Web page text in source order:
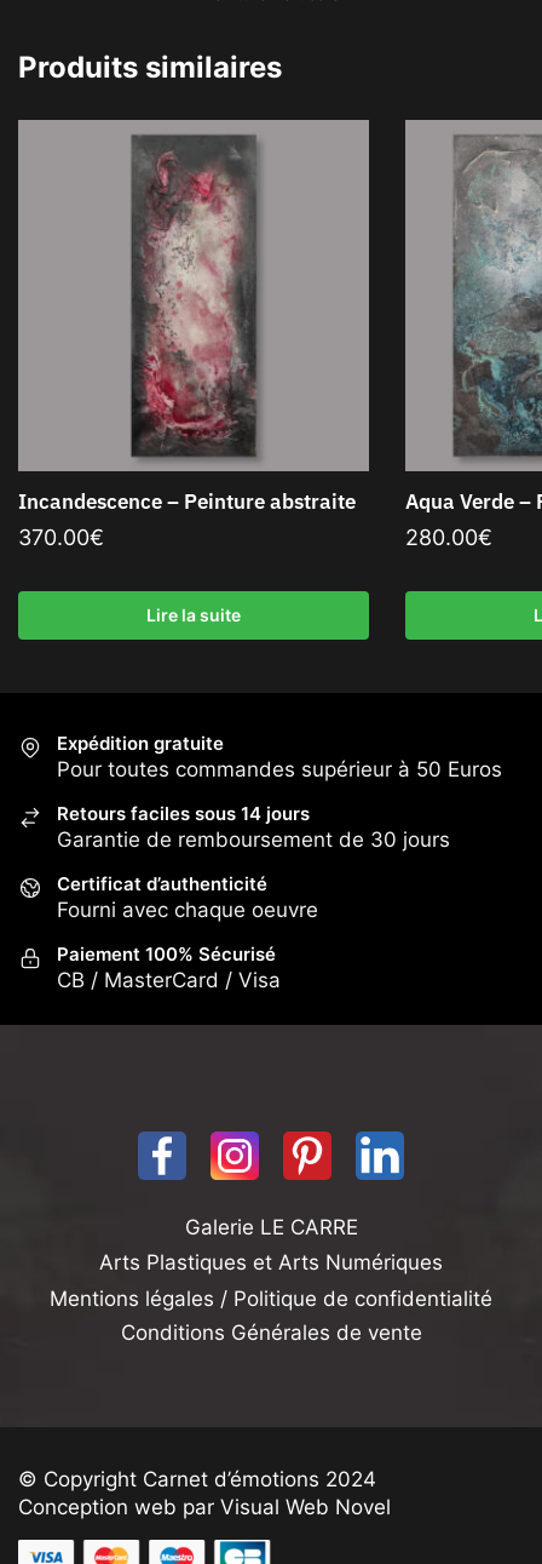
Produits similaires
Incandescence – Peinture abstraite
370.00€
Lire la suite
Aqua Verde
280.00€
Expédition gratuite
Pour toutes commandes supérieur à 50 Euros
Retours faciles sous 14 jours
Garantie de remboursement de 30 jours
Certificat d’authenticité
Fourni avec chaque oeuvre
Paiement 100% Sécurisé
CB / MasterCard / Visa
Galerie LE CARRE
Arts Plastiques et Arts Numériques
Mentions légales / Politique de confidentialité
Conditions Générales de vente
© Copyright Carnet d’émotions 2024
Conception web par Visual Web Novel